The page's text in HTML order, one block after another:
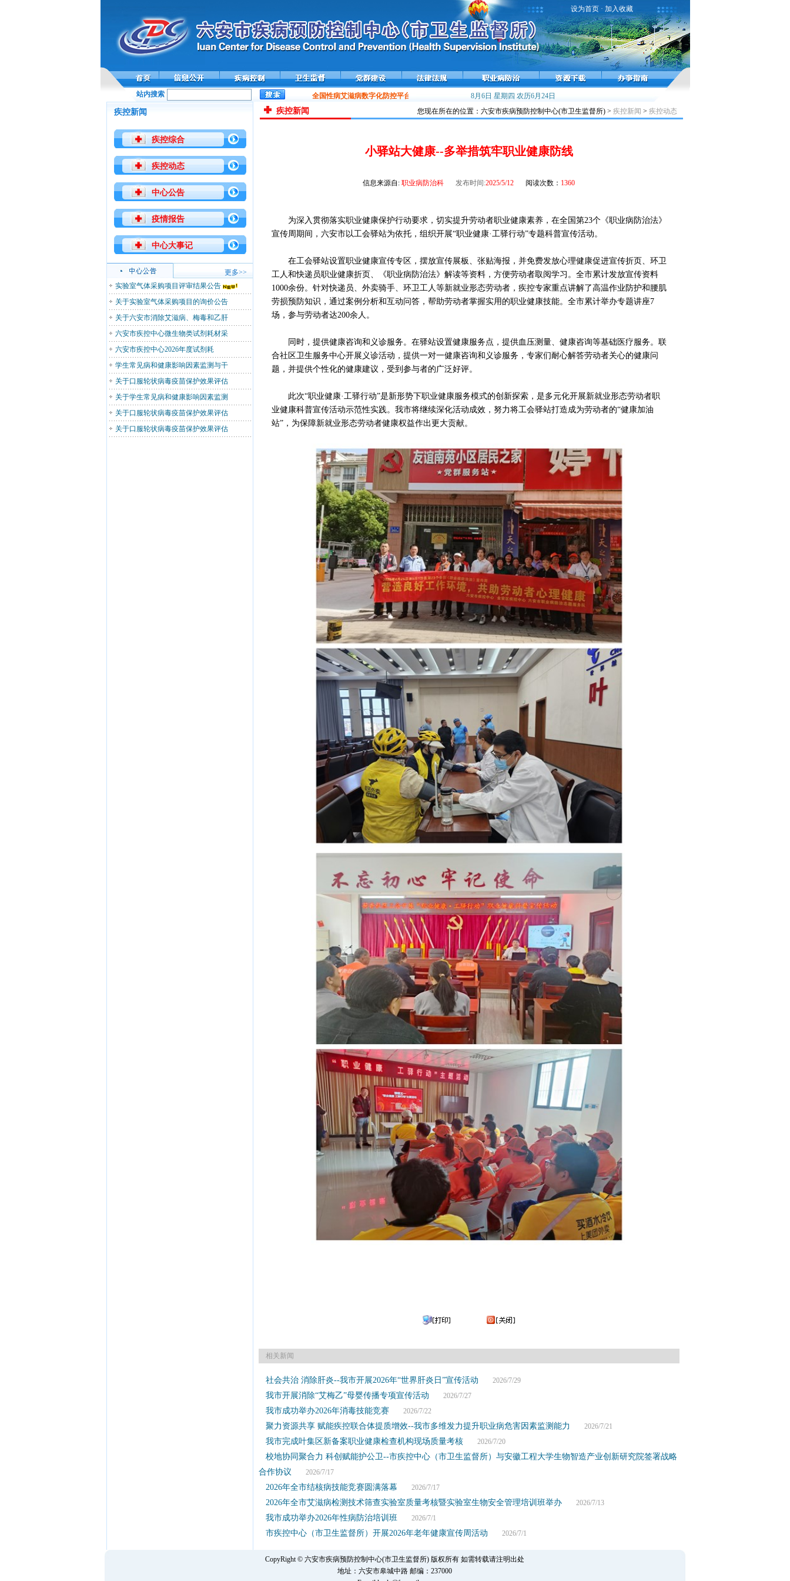
设为首页· 加入收藏
站内搜索 全国性病艾滋病数字化防控平台——携手在线上线运行 流感流行高峰，接种疫苗预防流感！
8月6日 星期四 农历6月24日
疾控新闻
疾控综合
疾控动态
中心公告
疫情报告
中心大事记
更多>>
实验室气体采购项目评审结果公告
关于实验室气体采购项目的询价公告
关于六安市消除艾滋病、梅毒和乙肝
六安市疾控中心微生物类试剂耗材采
六安市疾控中心2026年度试剂耗
学生常见病和健康影响因素监测与干
关于口服轮状病毒疫苗保护效果评估
关于学生常见病和健康影响因素监测
关于口服轮状病毒疫苗保护效果评估
关于口服轮状病毒疫苗保护效果评估
疾控新闻 您现在所在的位置：六安市疾病预防控制中心(市卫生监督所) > 疾控新闻 > 疾控动态
小驿站大健康--多举措筑牢职业健康防线
信息来源自: 职业病防治科 发布时间:2025/5/12 阅读次数： 1360
为深入贯彻落实职业健康保护行动要求，切实提升劳动者职业健康素养，在全国第23个《职业病防治法》
宣传周期间，六安市以工会驿站为依托，组织开展“职业健康·工驿行动”专题科普宣传活动。
在工会驿站设置职业健康宣传专区，摆放宣传展板、张贴海报，并免费发放心理健康促进宣传折页、环卫
工人和快递员职业健康折页、《职业病防治法》解读等资料，方便劳动者取阅学习。全市累计发放宣传资料
1000余份。针对快递员、外卖骑手、环卫工人等新就业形态劳动者，疾控专家重点讲解了高温作业防护和腰肌
劳损预防知识，通过案例分析和互动问答，帮助劳动者掌握实用的职业健康技能。全市累计举办专题讲座7
场，参与劳动者达200余人。
同时，提供健康咨询和义诊服务。在驿站设置健康服务点，提供血压测量、健康咨询等基础医疗服务。联
合社区卫生服务中心开展义诊活动，提供一对一健康咨询和义诊服务，专家们耐心解答劳动者关心的健康问
题，并提供个性化的健康建议，受到参与者的广泛好评。
此次“职业健康·工驿行动”是新形势下职业健康服务模式的创新探索，是多元化开展新就业形态劳动者职
业健康科普宣传活动示范性实践。我市将继续深化活动成效，努力将工会驿站打造成为劳动者的“健康加油
站”，为保障新就业形态劳动者健康权益作出更大贡献。
相关新闻
社会共治 消除肝炎--我市开展2026年“世界肝炎日”宣传活动 2026/7/29
我市开展消除“艾梅乙”母婴传播专项宣传活动 2026/7/27
我市成功举办2026年消毒技能竞赛 2026/7/22
聚力资源共享 赋能疾控联合体提质增效--我市多维发力提升职业病危害因素监测能力 2026/7/21
我市完成叶集区新备案职业健康检查机构现场质量考核2026/7/20
校地协同聚合力 科创赋能护公卫--市疾控中心（市卫生监督所）与安徽工程大学生物智造产业创新研究院签署战略
合作协议 2026/7/17
2026年全市结核病技能竞赛圆满落幕 2026/7/17
2026年全市艾滋病检测技术筛查实验室质量考核暨实验室生物安全管理培训班举办2026/7/13
我市成功举办2026年性病防治培训班2026/7/1
市疾控中心（市卫生监督所）开展2026年老年健康宣传周活动 2026/7/1
CopyRight © 六安市疾病预防控制中心(市卫生监督所) 版权所有 如需转载请注明出处
地址：六安市皋城中路 邮编：237000